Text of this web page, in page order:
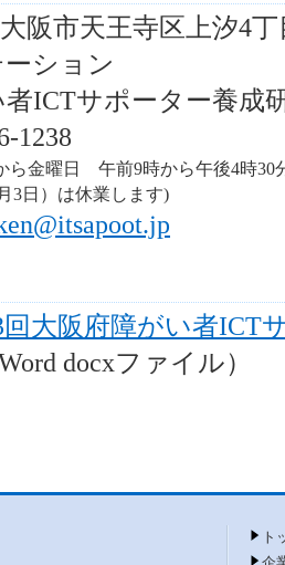
阪市天王寺区上汐4丁
ション
者ICTサポーター養
1238
午前9時から午後4時30分
3日）は休業します)
大阪府障がい者ICT
docxファイル）
ト